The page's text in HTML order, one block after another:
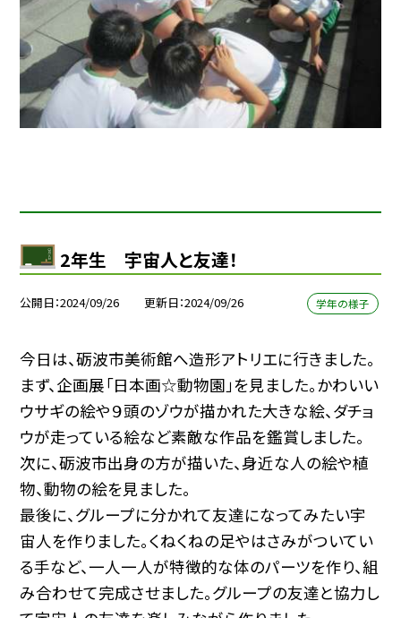
2年生 宇宙人と友達！
公開日 2024/09/26 更新日 2024/09/26 学年の様子
今日は、砺波市美術館へ造形アトリエに行きました。
まず、企画展「日本画☆動物園」を見ました。かわいい
ウサギの絵や９頭のゾウが描かれた大きな絵、ダチョ
ウが走っている絵など素敵な作品を鑑賞しました。
次に、砺波市出身の方が描いた、身近な人の絵や植
物、動物の絵を見ました。
最後に、グループに分かれて友達になってみたい宇
宙人を作りました。くねくねの足やはさみがついてい
る手など、一人一人が特徴的な体のパーツを作り、組
み合わせて完成させました。グループの友達と協力し